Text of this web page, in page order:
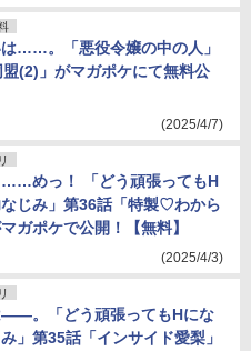
……。「悪役令嬢の中の人」
(2)」がマガポケにて無料公
(2025/4/7)
……めっ！ 「どう頑張ってもH
じみ」第36話「特製♡わから
ガポケで公開！【無料】
(2025/4/3)
――。「どう頑張ってもHにな
」第35話「インサイド愛梨」